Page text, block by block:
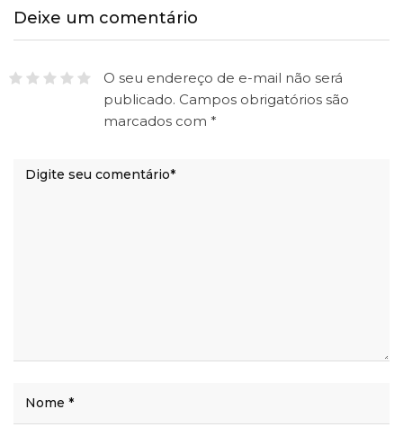
Deixe um comentário
O seu endereço de e-mail não será
publicado. Campos obrigatórios são
marcados com *